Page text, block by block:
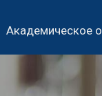
Академическое